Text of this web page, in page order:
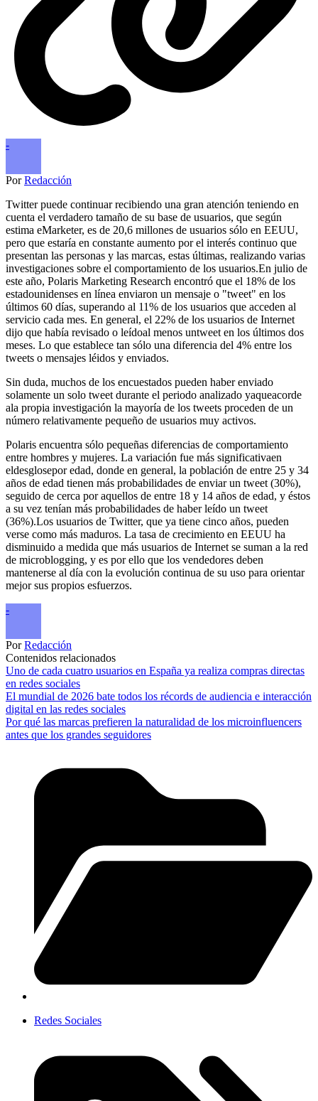
-
PorRedacción
Twitter puede continuar recibiendo una gran atención teniendo en
cuenta el verdadero tamaño de su base de usuarios, que según
estima eMarketer, es de 20,6 millones de usuarios sólo en EEUU,
pero que estaría en constante aumento por el interés continuo que
presentan las personas y las marcas, estas últimas, realizando varias
investigaciones sobre el comportamiento de los usuarios.En julio de
este año, Polaris Marketing Research encontró que el 18% de los
estadounidenses en línea enviaron un mensaje o "tweet" en los
últimos 60 días, superando al 11% de los usuarios que acceden al
servicio cada mes. En general, el 22% de los usuarios de Internet
dijo que había revisado o leídoal menos untweet en los últimos dos
meses. Lo que establece tan sólo una diferencia del 4% entre los
tweets o mensajes léidos y enviados.
Sin duda, muchos de los encuestados pueden haber enviado
solamente un solo tweet durante el periodo analizado yaqueacorde
ala propia investigación la mayoría de los tweets proceden de un
número relativamente pequeño de usuarios muy activos.
Polaris encuentra sólo pequeñas diferencias de comportamiento
entre hombres y mujeres. La variación fue más significativaen
eldesglosepor edad, donde en general, la población de entre 25 y 34
años de edad tienen más probabilidades de enviar un tweet (30%),
seguido de cerca por aquellos de entre 18 y 14 años de edad, y éstos
a su vez tenían más probabilidades de haber leído un tweet
(36%).Los usuarios de Twitter, que ya tiene cinco años, pueden
verse como más maduros. La tasa de crecimiento en EEUU ha
disminuido a medida que más usuarios de Internet se suman a la red
de microblogging, y es por ello que los vendedores deben
mantenerse al día con la evolución continua de su uso para orientar
mejor sus propios esfuerzos.
-
PorRedacción
Contenidos relacionados
Uno de cada cuatro usuarios en España ya realiza compras directas
en redes sociales
El mundial de 2026 bate todos los récords de audiencia e interacción
digital en las redes sociales
Por qué las marcas prefieren la naturalidad de los microinfluencers
antes que los grandes seguidores
Redes Sociales